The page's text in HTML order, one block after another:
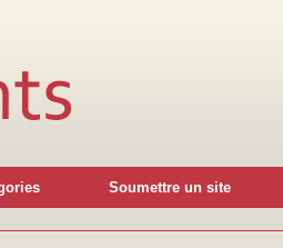
Soumettre un site